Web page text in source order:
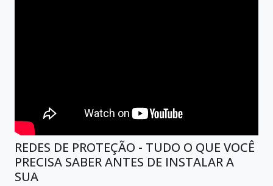
REDES DE PROTEÇÃO - TUDO O QUE VOCÊ
PRECISA SABER ANTES DE INSTALAR A
SUA